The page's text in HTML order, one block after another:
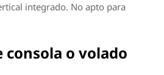
integrado. No apto para
consola o volado